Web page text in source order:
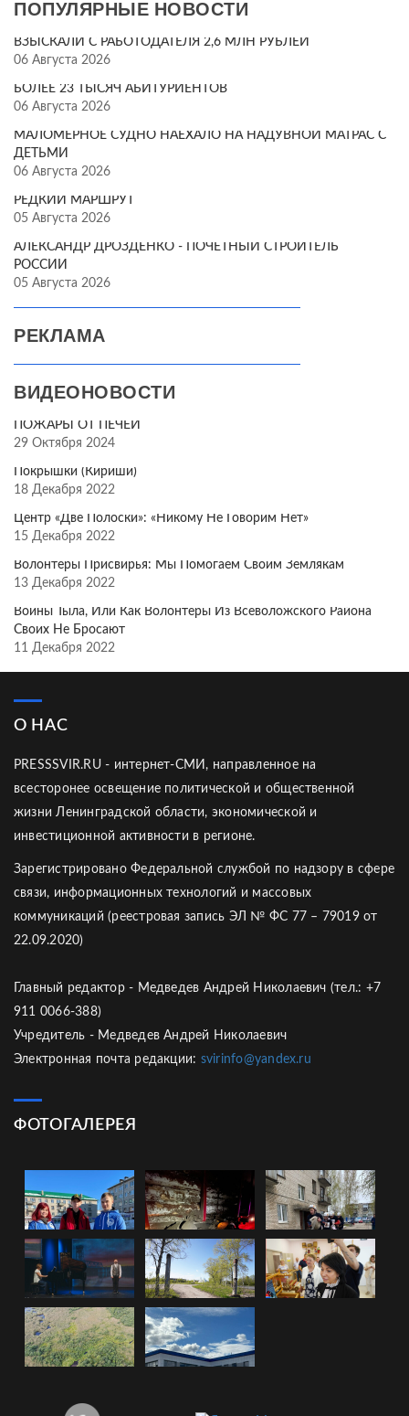
ПОПУЛЯРНЫЕ НОВОСТИ
ВЗЫСКАЛИ С РАБОТОДАТЕЛЯ 2,6 МЛН РУБЛЕЙ
06 Августа 2026
БОЛЕЕ 23 ТЫСЯЧ АБИТУРИЕНТОВ
06 Августа 2026
МАЛОМЕРНОЕ СУДНО НАЕХАЛО НА НАДУВНОЙ МАТРАС С
ДЕТЬМИ
06 Августа 2026
РЕДКИЙ МАРШРУТ
05 Августа 2026
АЛЕКСАНДР ДРОЗДЕНКО - ПОЧЁТНЫЙ СТРОИТЕЛЬ
РОССИИ
05 Августа 2026
РЕКЛАМА
ВИДЕОНОВОСТИ
ПОЖАРЫ ОТ ПЕЧЕЙ
29 Октября 2024
Покрышки (Кириши)
18 Декабря 2022
Центр «Две Полоски»: «Никому Не Говорим Нет»
15 Декабря 2022
Волонтёры Присвирья: Мы Помогаем Своим Землякам
13 Декабря 2022
Воины Тыла, Или Как Волонтёры Из Всеволожского Района
Своих Не Бросают
11 Декабря 2022
О НАС
PRESSSVIR.RU - интернет-СМИ, направленное на
всесторонее освещение политической и общественной
жизни Ленинградской области, экономической и
инвестиционной активности в регионе.
Зарегистрировано Федеральной службой по надзору в сфере
связи, информационных технологий и массовых
коммуникаций (реестровая запись ЭЛ № ФС 77 – 79019 от
22.09.2020)
Главный редактор - Медведев Андрей Николаевич (тел.: +7
911 0066-388)
Учредитель - Медведев Андрей Николаевич
Электронная почта редакции: svirinfo@yandex.ru
ФОТОГАЛЕРЕЯ